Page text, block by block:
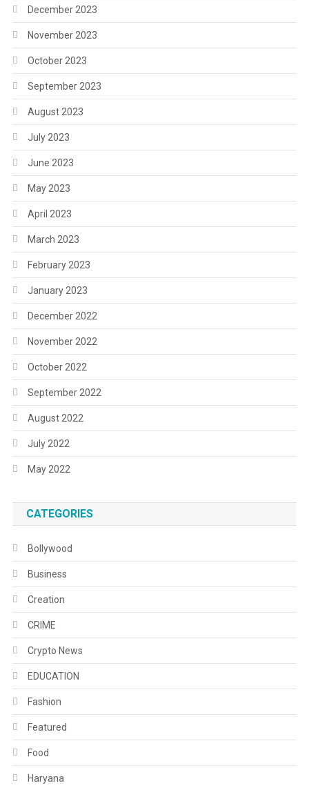
December 2023
November 2023
October 2023
September 2023
August 2023
July 2023
June 2023
May 2023
April 2023
March 2023
February 2023
January 2023
December 2022
November 2022
October 2022
September 2022
August 2022
July 2022
May 2022
CATEGORIES
Bollywood
Business
Creation
CRIME
Crypto News
EDUCATION
Fashion
Featured
Food
Haryana